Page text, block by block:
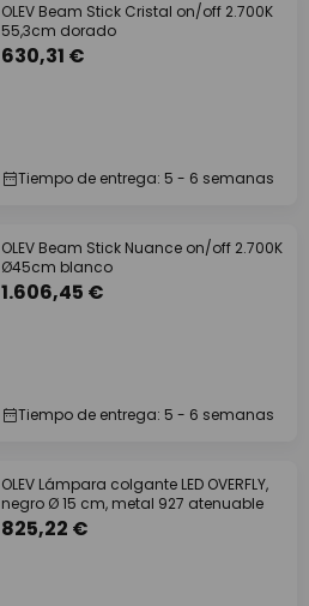
OLEV Beam Stick Cristal on/off 2.700K
55,3cm dorado
630,31 €
Tiempo de entrega: 5 - 6 semanas
OLEV Beam Stick Nuance on/off 2.700K
Ø45cm blanco
1.606,45 €
Tiempo de entrega: 5 - 6 semanas
OLEV Lámpara colgante LED OVERFLY,
negro Ø 15 cm, metal 927 atenuable
825,22 €